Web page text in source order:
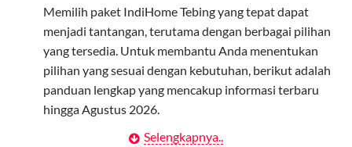
Daftarkan Anggota: Admin dapat mendaftarkan anggota
melalui aplikasi MyTelkomsel atau website Telkomsel One.
Bagikan Kuota: Setelah terdaftar, anggota bisa langsung
menggunakan kuota keluarga.
Berlangganan yang mencakup data pelanggan, jenis
layanan indihome Tebing yang dipilih, serta syarat dan
ketentuan yang berlaku. Kontrak ini dapat diubah atau
ditambah sesuai kebutuhan.
Biaya Pasang Baru (PSB)
Memilih paket IndiHome Tebing yang tepat dapat
menjadi tantangan, terutama dengan berbagai pilihan
yang tersedia. Untuk membantu Anda menentukan
pilihan yang sesuai dengan kebutuhan, berikut adalah
panduan lengkap yang mencakup informasi terbaru
hingga Agustus 2026.
Selengkapnya..